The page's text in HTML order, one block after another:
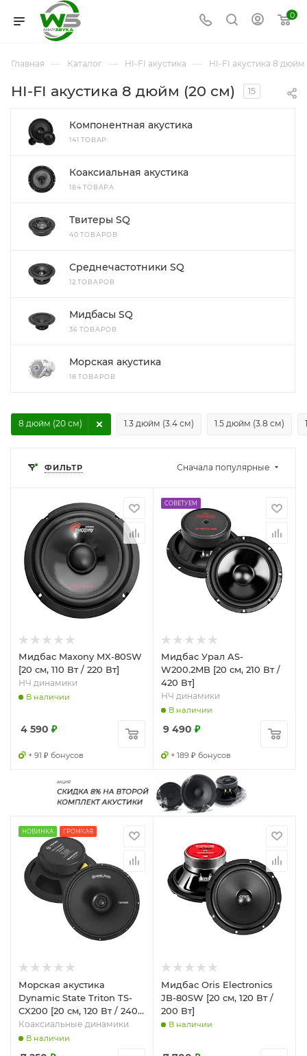
0
Главная — Каталог — HI-FI акустика — HI-FI акустика 8 дюйм
HI-FI акустика 8 дюйм (20 см) 15
Компонентная акустика
141 ТОВАР
Коаксиальная акустика
184 ТОВАРА
Твитеры SQ
40 ТОВАРОВ
Среднечастотники SQ
12 ТОВАРОВ
Мидбасы SQ
36 ТОВАРОВ
Морская акустика
18 ТОВАРОВ
1.3 дюйм (3.4 см) 1.5 дюйм (3.8 см)
8 дюйм (20 см)
ФИЛЬТР Сначала популярные
Мидбас Maxony MX-80SW
[20 см, 110 Вт / 220 Вт]
НЧ динамики
В наличии
4 590 ₽
+ 91 ₽ бонусов
СОВЕТУЕМ
Мидбас Урал AS-
W200.2MB [20 см, 210 Вт /
420 Вт]
НЧ динамики
В наличии
9 490 ₽
+ 189 ₽ бонусов
НОВИНКА ГРОМКАЯ
Морская акустика
Dynamic State Triton TS-
CX200 [20 см, 120 Вт / 240
Вт]
Коаксиальные динамики
В наличии
Мидбас Oris Electronics
JB-80SW [20 см, 120 Вт /
200 Вт]
В наличии